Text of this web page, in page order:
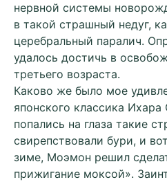
нервной системы
в такой страшный недуг,
церебральный паралич.
удалось достичь в
третьего возраста.
Каково же было мое
японского классика Ихара
попались на глаза такие
свирепствовали бури, и
зиме, Моэмон решил
прижигание моксой».